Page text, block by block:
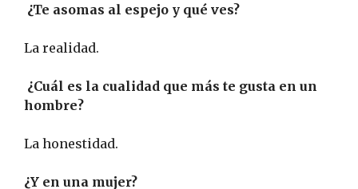
¿Te asomas al espejo y qué ves?
La realidad.
¿Cuál es la cualidad que más te gusta en un
hombre?
La honestidad.
¿Y en una mujer?